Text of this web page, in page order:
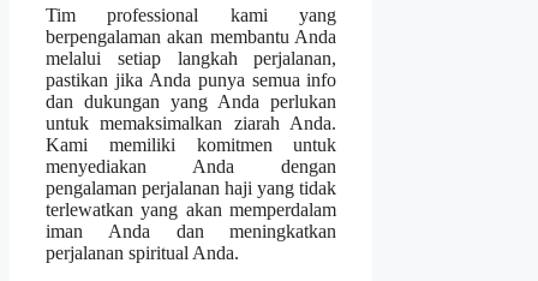
Tim professional kami yang
berpengalaman akan membantu Anda
melalui setiap langkah perjalanan,
pastikan jika Anda punya semua info
dan dukungan yang Anda perlukan
untuk memaksimalkan ziarah Anda.
Kami memiliki komitmen untuk
menyediakan Anda dengan
pengalaman perjalanan haji yang tidak
terlewatkan yang akan memperdalam
iman Anda dan meningkatkan
perjalanan spiritual Anda.